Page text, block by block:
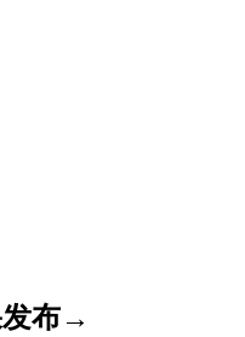
发布→